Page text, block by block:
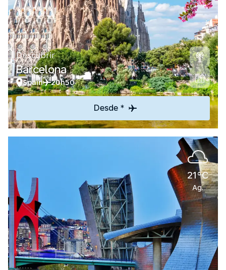
Descubrir
Barcelona
Spain 20h50
Desde *
21°C
Ag.